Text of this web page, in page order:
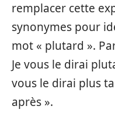
remplacer cette
synonymes pour
mot « plutard ».
Je vous le dirai
vous le dirai plus
après ».